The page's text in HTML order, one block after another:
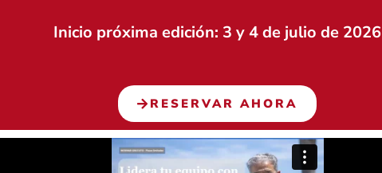
Inicio próxima edición: 3 y 4 de julio de 2026
RESERVAR AHORA